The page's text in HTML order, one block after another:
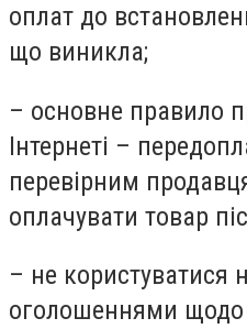
оплат до
що виникла;
– основне правило
Інтернеті –
перевірним
оплачувати товар
– не користуватися
оголошеннями щодо